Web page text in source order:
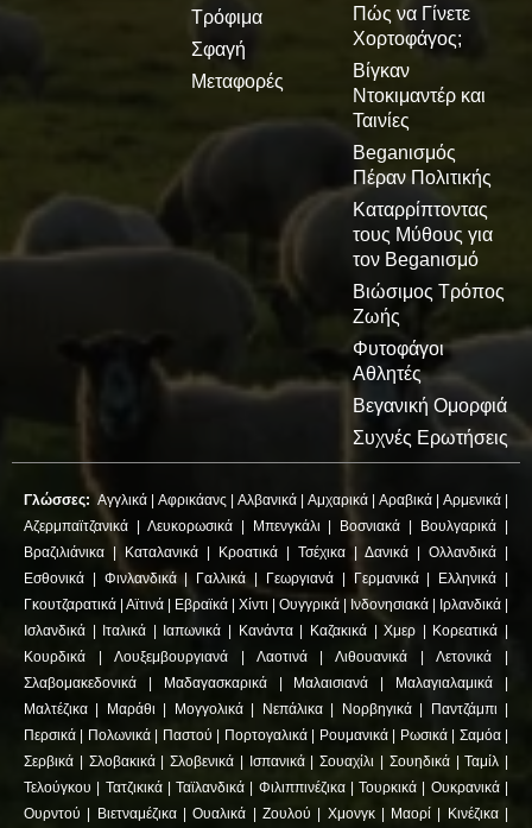
Τρόφιμα
Σφαγή
Μεταφορές
Πώς να Γίνετε
Χορτοφάγος;
Βίγκαν
Ντοκιμαντέρ και
Ταινίες
Βeganισμός
Πέραν Πολιτικής
Καταρρίπτοντας
τους Μύθους για
τον Βeganισμό
Βιώσιμος Τρόπος
Ζωής
Φυτοφάγοι
Αθλητές
Βεγανική Ομορφιά
Συχνές Ερωτήσεις
Γλώσσες: Αγγλικά| Αφρικάανς Αλβανικά| Αμχαρικά| Αραβικά| Αρμενικά|
Αζερμπαϊτζανικά
Λευκορωσικά| Μπενγκάλι| Βοσνιακά Βουλγαρικά
Βραζιλιάνικα
Καταλανικά Κροατικά Τσέχικα Δανικά Ολλανδικά
Εσθονικά
Φινλανδικά| Γαλλικά| Γεωργιανά| Γερμανικά| Ελληνικά
Γκουτζαρατικά Αϊτινά Εβραϊκά Χίντι Ουγγρικά Ινδονησιακά Ιρλανδικά
Ισλανδικά
Ιταλικά Ιαπωνικά Κανάντα| Καζακικά|Χμερ Κορεατικά
Κουρδικά
Λουξεμβουργιανά| Λαοτινά|Λιθουανικά |Λετονικά
Σλαβομακεδονικά
Μαδαγασκαρικά| Μαλαισιανά Μαλαγιαλαμικά
Μαλτέζικα
Μαράθι| Μογγολικά| Νεπάλικα| Νορβηγικά| Παντζάμπι|
Περσικά
Πολωνικά| Παστού Πορτογαλικά| Ρουμανικά| Ρωσικά| Σαμόα|
Σερβικά
Σλοβακικά|Σλοβενικά Ισπανικά|Σουαχίλι Σουηδικά|Ταμίλ
Τελούγκου
Τατζικικά|Ταϊλανδικά Φιλιππινέζικα|Τουρκικά Ουκρανικά|
Ουρντού
Βιετναμέζικα|Ουαλικά Ζουλού Χμονγκ| Μαορί Κινέζικα|